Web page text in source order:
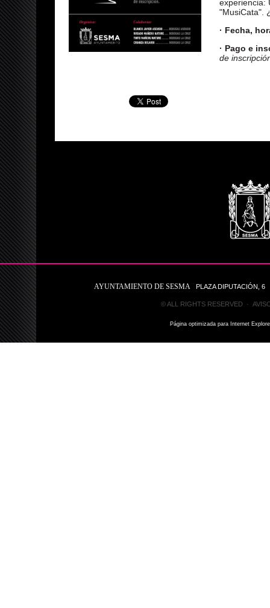
experiencia:
"MusiCata".
· Fecha,
· Pago e
de
AYUNTAMIENTO DE SESMA PLAZA DIPUTACIÓN, 6
© ALL RIGHTS RESERVED ·
Página optimizada para Internet